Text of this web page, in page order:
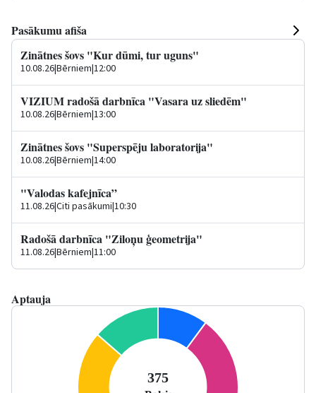
Pasākumu afiša
Zinātnes šovs "Kur dūmi, tur uguns"
10.08.26|Bērniem|12:00
VIZIUM radošā darbnīca "Vasara uz sliedēm"
10.08.26|Bērniem|13:00
Zinātnes šovs "Superspēju laboratorija"
10.08.26|Bērniem|14:00
"Valodas kafejnīca”
11.08.26|Citi pasākumi|10:30
Radošā darbnīca "Ziloņu ģeometrija"
11.08.26|Bērniem|11:00
Aptauja